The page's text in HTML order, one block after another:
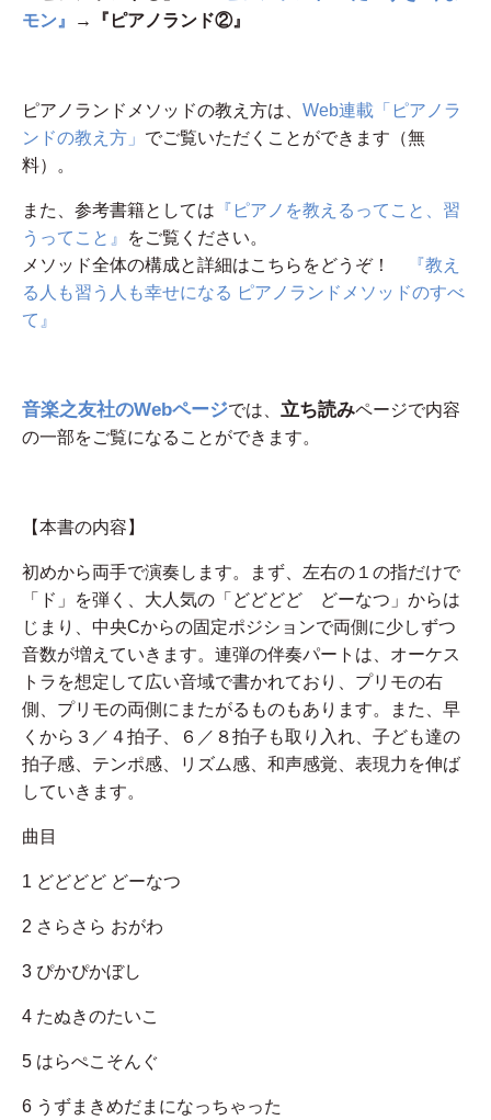
モン』
→『ピアノランド②』
ピアノランドメソッドの教え方は、 Web連載「ピアノラ
ンドの教え方」 でご覧いただくことができます（無
料）。
また、参考書籍としては 『ピアノを教えるってこと、習
うってこと』
をご覧ください。
メソッド全体の構成と詳細はこちらをどうぞ！
『教え
る人も習う人も幸せになる ピアノランドメソッドのすべ
て』
音楽之友社のWebページでは、 立ち読みページで内容
の一部をご覧になることができます。
【本書の内容】
初めから両手で演奏します。まず、左右の１の指だけで
「ド」を弾く、大人気の「どどどど どーなつ」からは
じまり、中央Cからの固定ポジションで両側に少しずつ
音数が増えていきます。連弾の伴奏パートは、オーケス
トラを想定して広い音域で書かれており、プリモの右
側、プリモの両側にまたがるものもあります。また、早
くから３／４拍子、６／８拍子も取り入れ、子ども達の
拍子感、テンポ感、リズム感、和声感覚、表現力を伸ば
していきます。
曲目
1 どどどど どーなつ
2 さらさら おがわ
3 ぴかぴかぼし
4 たぬきのたいこ
5 はらぺこそんぐ
6 うずまきめだまになっちゃった